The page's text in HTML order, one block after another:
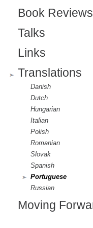
Book Reviews
Talks
Links
Translations
Danish
Dutch
Hungarian
Italian
Polish
Romanian
Slovak
Spanish
Portuguese
Russian
Moving